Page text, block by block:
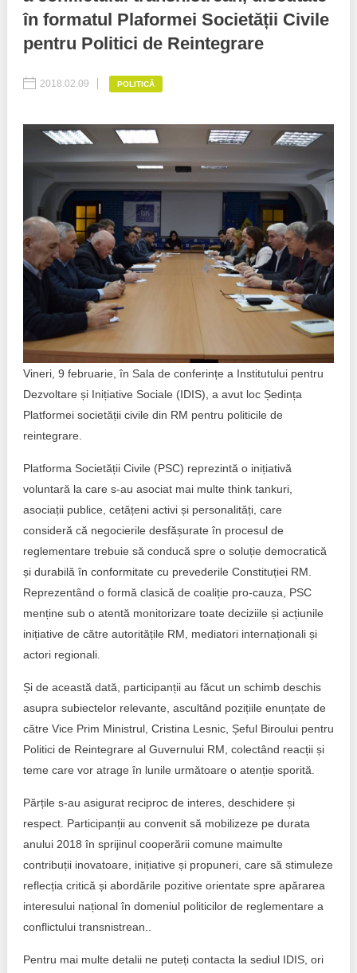
Rapoarte
Manual de proceduri
Note & poziții​
Organigrama IDIS
Anunțuri
Consiliul consulativ internațional IDIS
Politici regionale
Transparența guvernării locale
Proces democratic
Agenda Națională de Business
Puterea hibridă
15 minute de realism economic
Trend Hunter
Buletin EU-STRAT
Aplică la BUNELE PRACTICI
Transparența întreprinderilor de stat
Cele mai bune și cele mai proaste politici locale din
Moldova
Democrația, independența și transparența instituțiilor
publice-cheie din Moldova
Achiziții publice
Achizițiile publice în vizorul societății civile
în formatul Plaformei Societății Civile
pentru Politici de Reintegrare
2018.02.09 POLITICĂ
Vineri, 9 februarie, în Sala de conferințe a Institutului pentru
Dezvoltare și Inițiative Sociale (IDIS), a avut loc Ședința
Platformei societății civile din RM pentru politicile de
reintegrare.
Platforma Societății Civile (PSC) reprezintă o inițiativă
voluntară la care s-au asociat mai multe think tankuri,
asociații publice, cetățeni activi și personalități, care
consideră că negocierile desfășurate în procesul de
reglementare trebuie să conducă spre o soluție democratică
și durabilă în conformitate cu prevederile Constituției RM.
Reprezentând o formă clasică de coaliție pro-cauza, PSC
menține sub o atentă monitorizare toate deciziile și acțiunile
inițiative de către autoritățile RM, mediatori internaționali și
actori regionali.
Și de această dată, participanții au făcut un schimb deschis
asupra subiectelor relevante, ascultând pozițiile enunțate de
către Vice Prim Ministrul, Cristina Lesnic, Șeful Biroului pentru
Politici de Reintegrare al Guvernului RM, colectând reacții și
teme care vor atrage în lunile următoare o atenție sporită.
Părțile s-au asigurat reciproc de interes, deschidere și
respect. Participanții au convenit să mobilizeze pe durata
anului 2018 în sprijinul cooperării comune maimulte
contribuții inovatoare, inițiative și propuneri, care să stimuleze
reflecția critică și abordările pozitive orientate spre apărarea
interesului național în domeniul politicilor de reglementare a
conflictului transnistrean..
Pentru mai multe detalii ne puteți contacta la sediul IDIS, ori